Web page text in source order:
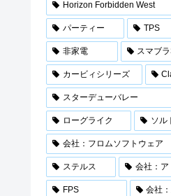
Horizon Forbidden West
パーティー TPS
非家電 スマブ
カービィシリーズ
スターデューバレー
ローグライク ソル
会社：フロムソフトウェア
ステルス 会社：ア
FPS 会社